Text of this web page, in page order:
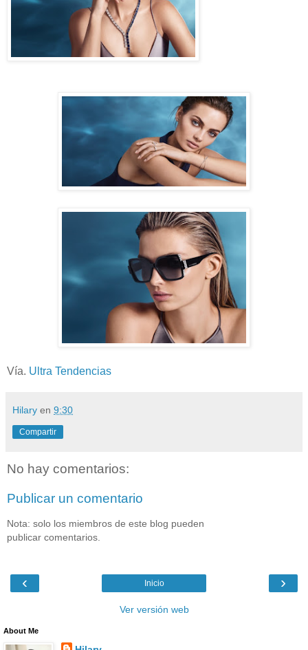
Vía. Ultra Tendencias
Hilary en 9:30
Compartir
No hay comentarios:
Publicar un comentario
Nota: solo los miembros de este blog pueden
publicar comentarios.
‹ ›
Inicio
Ver versión web
About Me